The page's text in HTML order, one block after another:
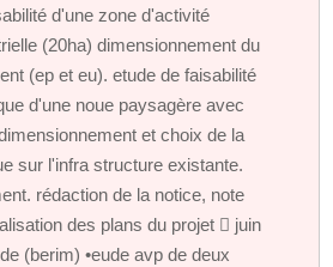
d'une zone d'activité
(20ha) dimensionnement du
(ep et eu). etude de faisabilité
d'une noue paysagère avec
et choix de la
sur l'infra structure existante.
rédaction de la notice, note
des plans du projet  juin
(berim) •eude avp de deux